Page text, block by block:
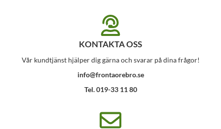
KONTAKTA OSS
Vår kundtjänst hjälper dig gärna och svarar på dina frågor!
info@frontaorebro.se
Tel. 019-33 11 80